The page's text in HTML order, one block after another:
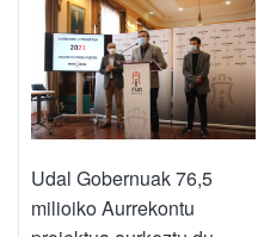
Udal Gobernuak 76,5
milioiko Aurrekontu